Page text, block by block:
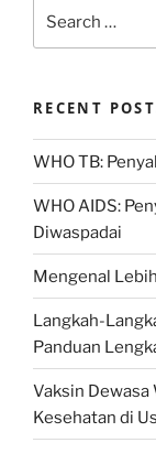
RECENT
WHO TB:
WHO AIDS:
Diwaspadai
Mengenal
Langkah-
Panduan
Vaksin Dewasa
Kesehatan di